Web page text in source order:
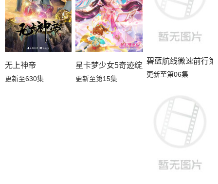
无上神帝
更新至630集
星卡梦少女5奇迹绽放
更新至第15集
碧蓝航线微速前行
更新至第06集